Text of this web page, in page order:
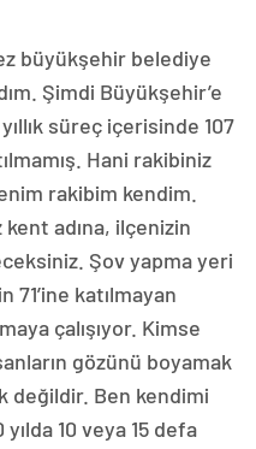
büyükşehir belediye
Şimdi Büyükşehir’e
süreç içerisinde 107
Hani rakibiniz
rakibim kendim.
adına, ilçenizin
Şov yapma yeri
katılmayan
çalışıyor. Kimse
gözünü boyamak
değildir. Ben kendimi
10 veya 15 defa